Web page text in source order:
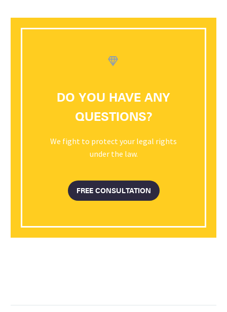


DO YOU HAVE ANY
QUESTIONS?
We fight to protect your legal rights
under the law.
FREE CONSULTATION